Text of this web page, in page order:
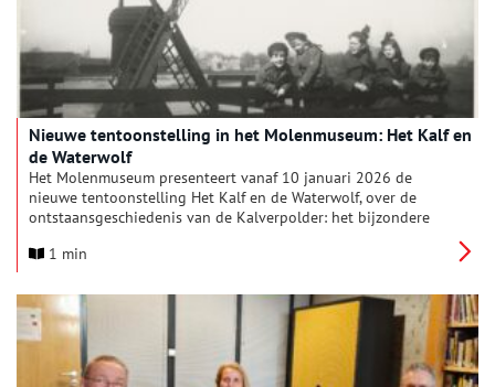
Nieuwe tentoonstelling in het Molenmuseum: Het Kalf en
de Waterwolf
Het Molenmuseum presenteert vanaf 10 januari 2026 de
nieuwe tentoonstelling Het Kalf en de Waterwolf, over de
ontstaansgeschiedenis van de Kalverpolder: het bijzondere
en het Zaans Museum samenkomen. De tentoonstelling laat
samenwerking waren.
1 min